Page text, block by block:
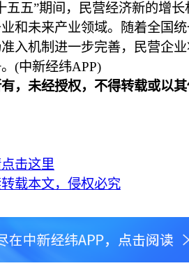
五”期间，民营经济新的增长
和未来产业领域。随着全国
入机制进一步完善，民营企
(中新经纬APP)
，未经授权，不得转载或以
击这里
载本文，侵权必究